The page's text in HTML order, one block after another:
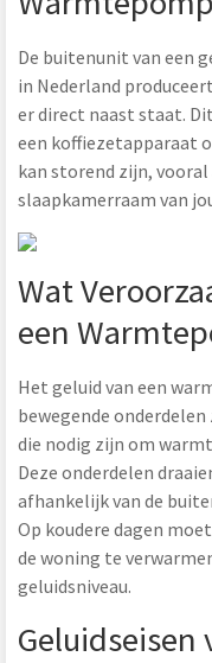
De buitenunit van een
in Nederland
er direct naast staat.
een koffiezetapparaat
kan storend zijn,
slaapkamerraam van
Wat
een
Het geluid van een
bewegende
die nodig zijn om
Deze onderdelen
afhankelijk van de
Op koudere dagen
de woning te
geluidsniveau.